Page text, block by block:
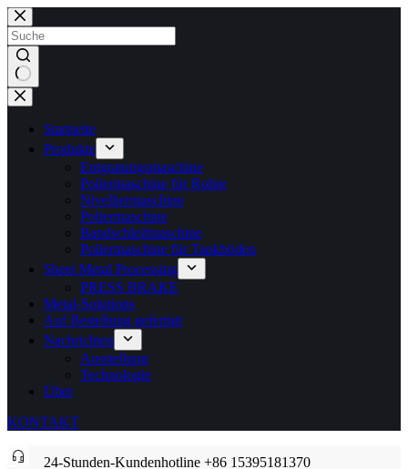
Zum
Inhalt
springen
Keine
Ergebnisse
Startseite
Produkte
Entgratungsmaschine
Poliermaschine für Rohre
Nivelliermaschine
Poliermaschine
Bandschleifmaschine
Poliermaschine für Tankböden
Sheet Metal Processing
PRESS BRAKE
Metal-Solutions
Auf Bestellung gefertigt
Nachrichten
Ausstellung
Technologie
Über
KONTAKT
24-Stunden-Kundenhotline +86 15395181370